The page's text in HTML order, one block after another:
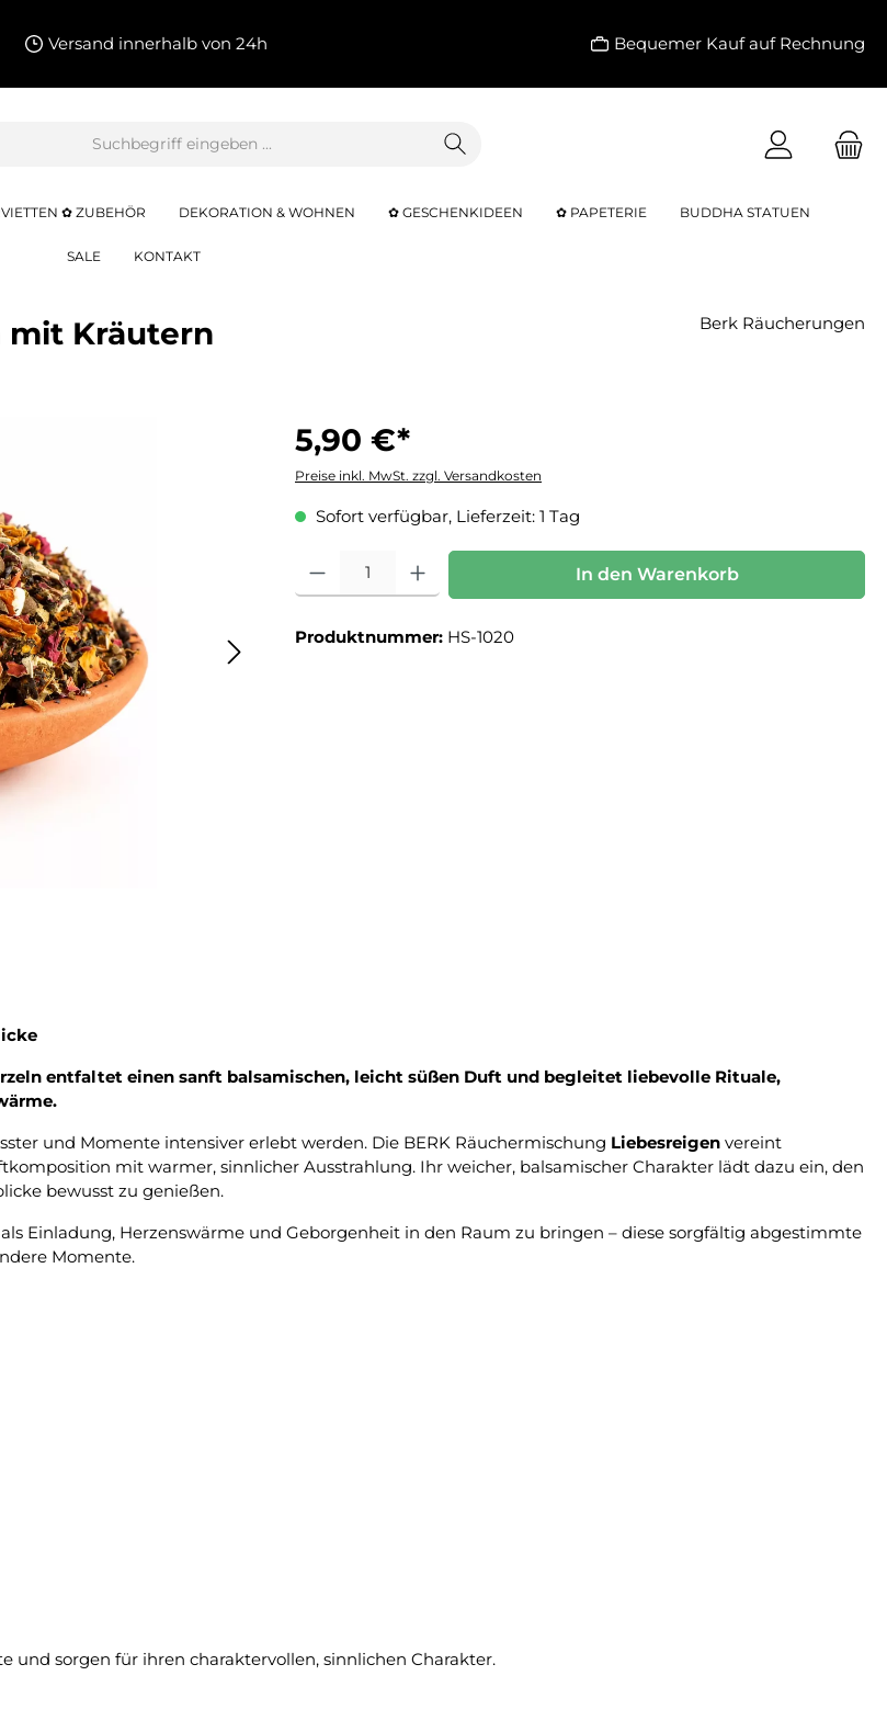
Versand innerhalb von 24h Bequemer Kauf auf Rechnung
✿ ZUBEHÖR DEKORATION & WOHNEN ✿ GESCHENKIDEEN ✿ PAPETERIE BUDDHA STATUEN
SALE KONTAKT
mit Kräutern Berk Räucherungen
5,90 €*
Preise inkl. MwSt. zzgl. Versandkosten
Sofort verfügbar, Lieferzeit: 1 Tag
Produkt Anzahl: Gib den gewünschten Wert ein oder benutze die Schaltflächen um die
In den Warenkorb
Produktnummer: HS-1020
entfaltet einen sanft balsamischen, leicht süßen Duft und begleitet liebevolle Rituale,
und Momente intensiver erlebt werden. Die BERK Räuchermischung Liebesreigen vereint
mit warmer, sinnlicher Ausstrahlung. Ihr weicher, balsamischer Charakter lädt dazu ein, den
bewusst zu genießen.
Einladung, Herzenswärme und Geborgenheit in den Raum zu bringen – diese sorgfältig abgestimmte
Momente.
und sorgen für ihren charaktervollen, sinnlichen Charakter.